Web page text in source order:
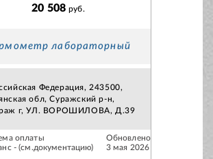
20 508руб.
лабораторный
Федерация, 243500,
обл, Суражский р-н,
г, УЛ. ВОРОШИЛОВА, Д.39
оплаты
- (см.документацию)
Обновлено
3 мая 2026